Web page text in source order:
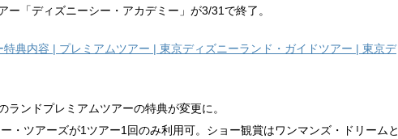
ー「ディズニーシー・アカデミー」が3/31で終了。
特典内容 | プレミアムツアー | 東京ディズニーランド・ガイドツアー | 東京デ
ランドプレミアムツアーの特典が変更に。
・ツアーズが1ツアー1回のみ利用可。ショー観賞はワンマンズ・ドリームと